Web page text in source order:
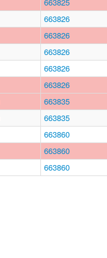
663826
663826
663826
663826
663826
663835
663835
663860
663860
663860